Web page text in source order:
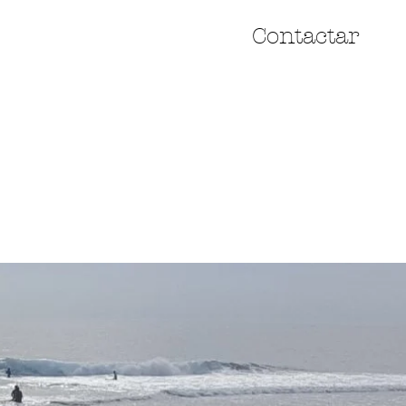
Contactar